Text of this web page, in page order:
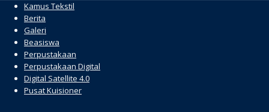
Kamus Tekstil
Berita
Galeri
Beasiswa
Perpustakaan
Perpustakaan Digital
Digital Satellite 4.0
Pusat Kuisioner